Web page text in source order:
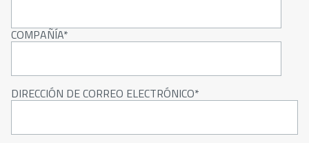
COMPAÑÍA
DIRECCIÓN DE CORREO ELECTRÓNICO